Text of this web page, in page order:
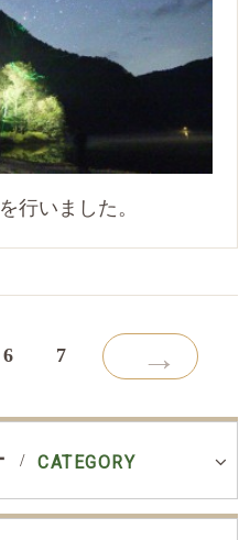
行いました。
6 7 →
CATEGORY